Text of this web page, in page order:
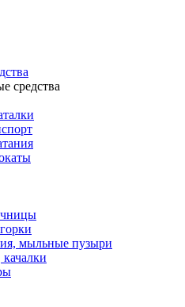
средства
мыльные пузыри